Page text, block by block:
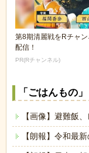
第8期清麗戦をRチャ
配信！
PR(Rチャンネル)
「ごはんもの
【画像】避難飯
【朗報】令和最